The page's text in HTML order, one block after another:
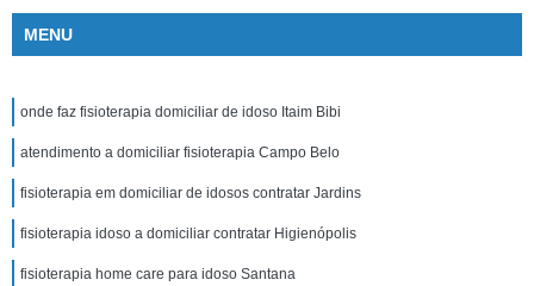
MENU
onde faz fisioterapia domiciliar de idoso Itaim Bibi
atendimento a domiciliar fisioterapia Campo Belo
fisioterapia em domiciliar de idosos contratar Jardins
fisioterapia idoso a domiciliar contratar Higienópolis
fisioterapia home care para idoso Santana